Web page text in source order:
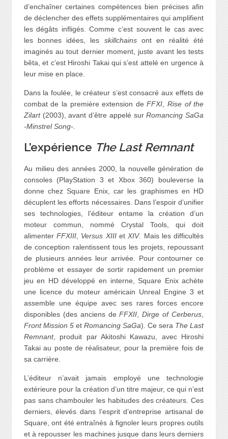
d’enchaîner certaines compétences bien précises afin
de déclencher des effets supplémentaires qui amplifient
les dégâts infligés. Comme c’est souvent le cas avec
les bonnes idées, les skillchainsont en réalité été
imaginés au tout dernier moment, juste avant les tests
bêta, et c’est Hiroshi Takai qui s’est attelé en urgence à
leur mise en place.
Dans la foulée, le créateur s’est consacré aux effets de
combat de la première extension deFFXI
Rise of the
Zilart(2003), avant d’être appelé surRomancing SaGa
-Minstrel Song-.
L’expérience The Last Remnant
Au milieu des années 2000, la nouvelle génération de
consoles (PlayStation 3 et Xbox 360) bouleverse la
donne chez Square Enix, car les graphismes en HD
décuplent les efforts nécessaires. Dans l’espoir d’unifier
ses technologies, l’éditeur entame la création d’un
moteur commun, nommé Crystal Tools, qui doit
alimenterFFXIII Versus XIIIet XIV. Mais les difficultés
de conception ralentissent tous les projets, repoussant
de plusieurs années leur arrivée. Pour contourner ce
problème et essayer de sortir rapidement un premier
jeu en HD développé en interne, Square Enix achète
une licence du moteur américain Unreal Engine 3 et
assemble une équipe avec ses rares forces encore
disponibles (des anciens deFFXII ,Dirge of Cerberus
Front Mission 5et Romancing SaGa). Ce sera The Last
Remnant, produit par Akitoshi Kawazu, avec Hiroshi
Takai au poste de réalisateur, pour la première fois de
sa carrière.
L’éditeur n’avait jamais employé une technologie
extérieure pour la création d’un titre majeur, ce qui n’est
pas sans chambouler les habitudes des créateurs. Ces
derniers, élevés dans l’esprit d’entreprise artisanal de
Square, ont été entraînés à fignoler leurs propres outils
et à repousser les machines jusque dans leurs derniers